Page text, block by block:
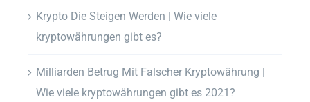
Krypto Die Steigen Werden | Wie viele
kryptowährungen gibt es?
Milliarden Betrug Mit Falscher Kryptowährung |
Wie viele kryptowährungen gibt es 2021?